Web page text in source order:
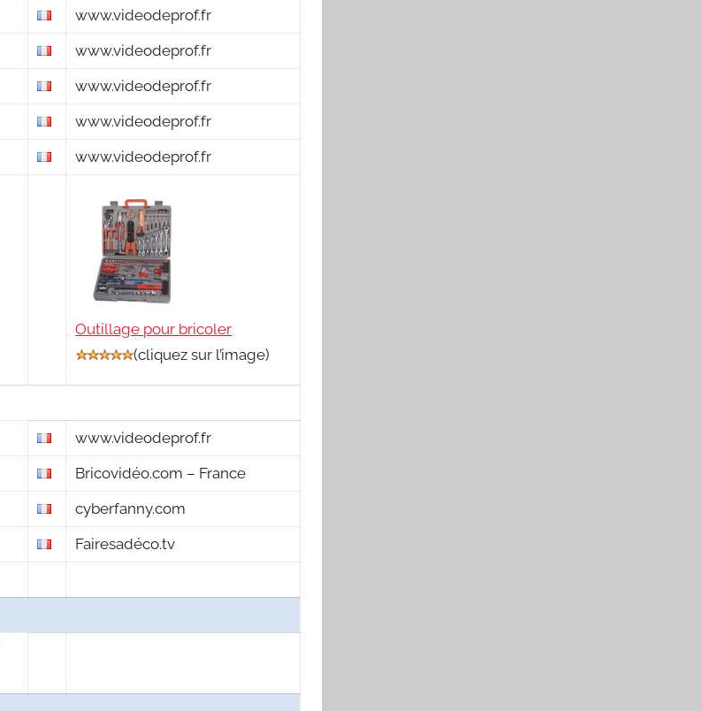
www.videodeprof.fr
www.videodeprof.fr
www.videodeprof.fr
www.videodeprof.fr
www.videodeprof.fr
Outillage pour bricoler
(cliquez sur l’image)
www.videodeprof.fr
Bricovidéo.com – France
cyberfanny.com
Fairesadéco.tv